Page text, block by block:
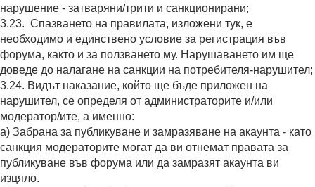
нарушение - затваряни/трити и санкционирани;
3.23. Спазването на правилата, изложени тук, е
необходимо и единствено условие за регистрация във
форума, както и за ползването му. Нарушаването им ще
доведе до налагане на санкции на потребителя-нарушител;
3.24. Видът наказание, който ще бъде приложен на
нарушител, се определя от администраторите и/или
модератор/ите, а именно:
а) Забрана за публикуване и замразяване на акаунта - като
санкция модераторите могат да ви отнемат правата за
публикуване във форума или да замразят акаунта ви
изцяло.